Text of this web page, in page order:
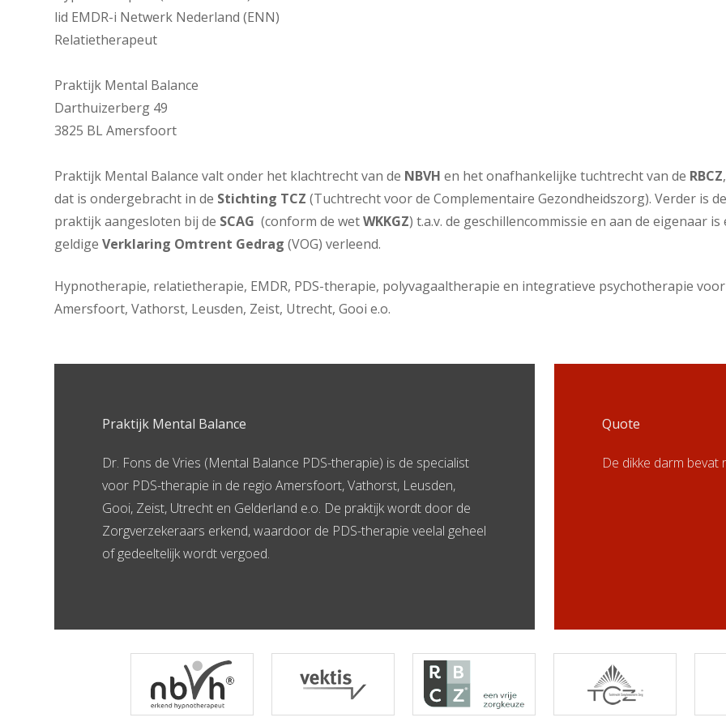
lid EMDR-i Netwerk Nederland (ENN)
Relatietherapeut
Praktijk Mental Balance
Darthuizerberg 49
3825 BL Amersfoort
Praktijk Mental Balance valt onder het klachtrecht van de NBVH en het onafhankelijke tuchtrecht van de RBCZ,
dat is ondergebracht in de Stichting TCZ (Tuchtrecht voor de Complementaire Gezondheidszorg). Verder is de
praktijk aangesloten bij de SCAG (conform de wetWKKGZ) t.a.v. de geschillencommissie en aan de eigenaar is
geldigeVerklaring Omtrent Gedrag (VOG) verleend.
Hypnotherapie, relatietherapie, EMDR, PDS-therapie, polyvagaaltherapie en integratieve psychotherapie voor
Amersfoort, Vathorst, Leusden, Zeist, Utrecht, Gooi e.o.
Praktijk Mental Balance
Dr. Fons de Vries (Mental Balance PDS-therapie) is de specialist
voor PDS-therapie in de regio Amersfoort, Vathorst, Leusden,
Gooi, Zeist, Utrecht en Gelderland e.o. De praktijk wordt door de
Zorgverzekeraars erkend, waardoor de PDS-therapie veelal geheel
of gedeeltelijk wordt vergoed.
Quote
De dikke darm